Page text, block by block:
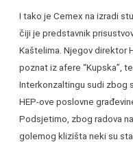
I tako je Cemex na izradi
čiji je predstavnik
Kaštelima. Njegov direktor
poznat iz afere “Kupska”,
Interkonzaltingu sudi zbog
HEP-ove poslovne
Podsjetimo, zbog radova
golemog klizišta neki su